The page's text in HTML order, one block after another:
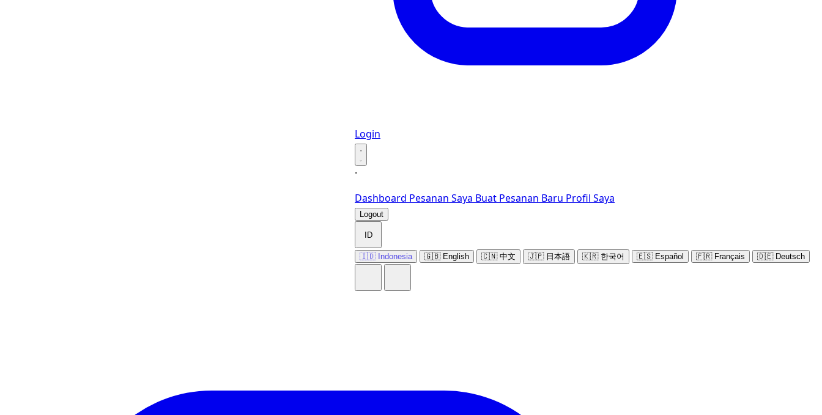
Login
·
·
Dashboard Pesanan Saya Buat Pesanan Baru Profil Saya
Logout
ID
🇮🇩 Indonesia 🇬🇧 English 🇨🇳 中文 🇯🇵 日本語 🇰🇷 한국어 🇪🇸 Español 🇫🇷 Français 🇩🇪 Deutsch